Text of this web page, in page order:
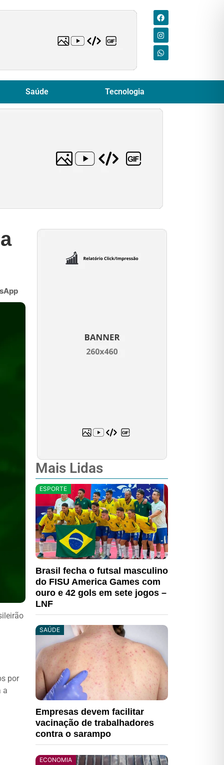
Saúde Tecnologia
por
a
Mais Lidas
ESPORTE
Brasil fecha o futsal masculino
do FISU America Games com
ouro e 42 gols em sete jogos –
LNF
SAÚDE
Empresas devem facilitar
vacinação de trabalhadores
contra o sarampo
ECONOMIA